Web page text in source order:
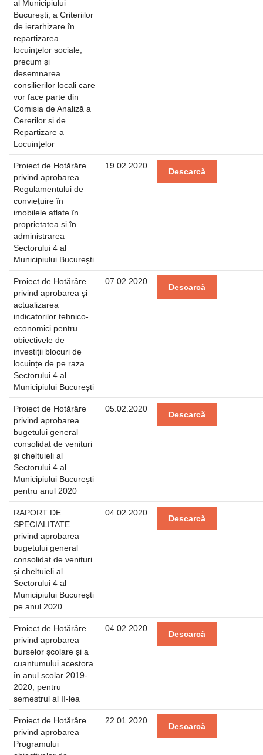
al Municipiului
București, a Criteriilor
de ierarhizare în
repartizarea
locuințelor sociale,
precum și
desemnarea
consilierilor locali care
vor face parte din
Comisia de Analiză a
Cererilor și de
Repartizare a
Locuințelor
Proiect de Hotărâre
privind aprobarea
Regulamentului de
conviețuire în
imobilele aflate în
proprietatea și în
administrarea
Sectorului 4 al
Municipiului București
19.02.2020
Descarcă
Proiect de Hotărâre
privind aprobarea și
actualizarea
indicatorilor tehnico-
economici pentru
obiectivele de
investiții blocuri de
locuințe de pe raza
Sectorului 4 al
Municipiului București
07.02.2020
Descarcă
Proiect de Hotărâre
privind aprobarea
bugetului general
consolidat de venituri
și cheltuieli al
Sectorului 4 al
Municipiului București
pentru anul 2020
05.02.2020
Descarcă
RAPORT DE
SPECIALITATE
privind aprobarea
bugetului general
consolidat de venituri
și cheltuieli al
Sectorului 4 al
Municipiului București
pe anul 2020
04.02.2020
Descarcă
Proiect de Hotărâre
privind aprobarea
burselor școlare și a
cuantumului acestora
în anul școlar 2019-
2020, pentru
semestrul al II-lea
04.02.2020
Descarcă
Proiect de Hotărâre
privind aprobarea
Programului
22.01.2020
Descarcă